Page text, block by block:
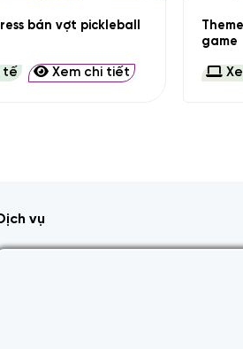
bán vợt pickleball
tế Xem chi tiết
game
vụ